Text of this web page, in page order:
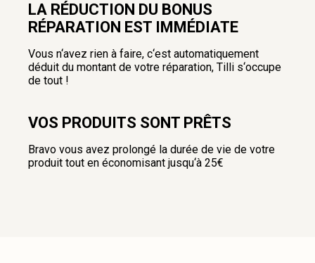
LA RÉDUCTION DU BONUS
RÉPARATION EST IMMÉDIATE
Vous n‘avez rien à faire, c‘est automatiquement
déduit du montant de votre réparation, Tilli s‘occupe
de tout !
VOS PRODUITS SONT PRÊTS
Bravo vous avez prolongé la durée de vie de votre
produit tout en économisant jusqu‘à 25€